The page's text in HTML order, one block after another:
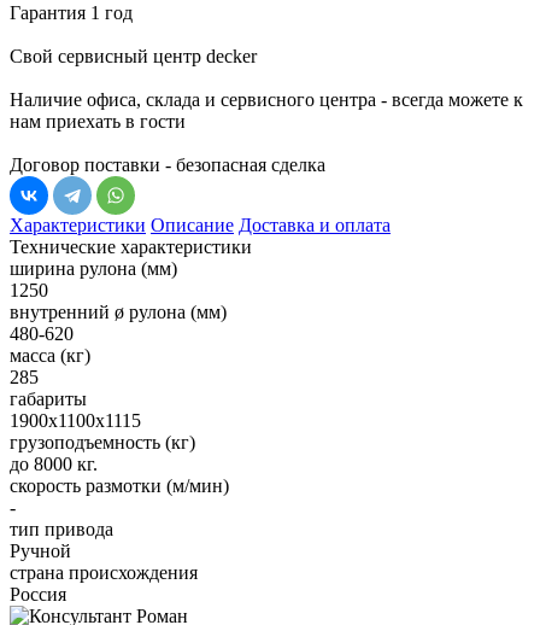
Гарантия 1 год
Свой сервисный центр decker
Наличие офиса, склада и сервисного центра - всегда можете к
нам приехать в гости
Договор поставки - безопасная сделка
Характеристики Описание Доставка и оплата
Технические характеристики
ширина рулона (мм)
1250
внутренний ø рулона (мм)
480-620
масса (кг)
285
габариты
1900х1100х1115
грузоподъемность (кг)
до 8000 кг.
скорость размотки (м/мин)
-
тип привода
Ручной
страна происхождения
Россия